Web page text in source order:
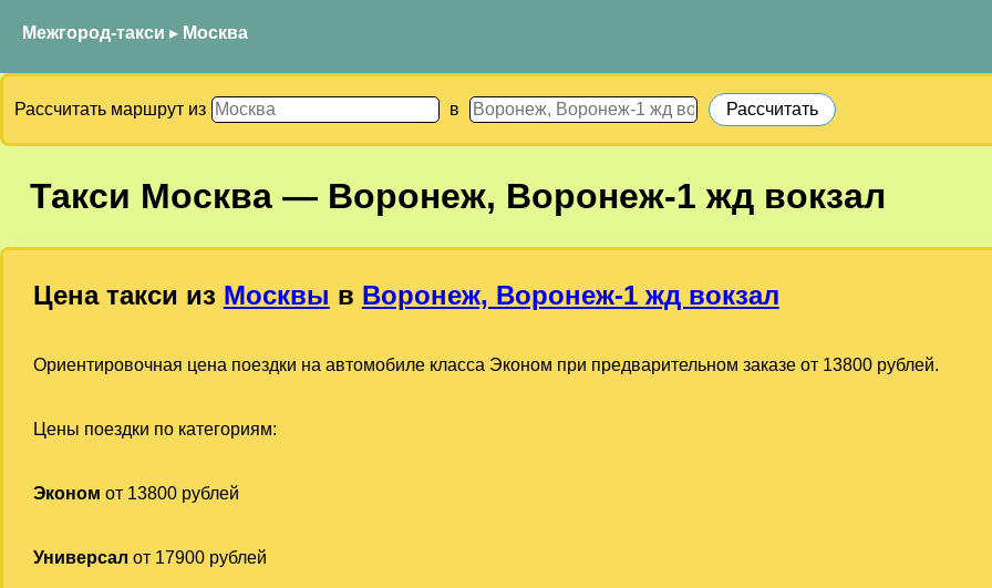
Межгород-такси ▸ Москва
Рассчитать маршрут из в
Такси Москва— Воронеж, Воронеж-1 жд вокзал
Цена такси из Москвы в Воронеж, Воронеж-1 жд вокзал
Ориентировочная цена поездки на автомобиле класса Эконом при предварительном заказе от 13800 рублей.
Цены поездки по категориям:
Эконом от 13800 рублей
Универсал от 17900 рублей